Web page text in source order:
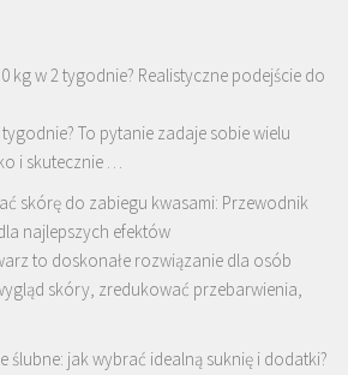
kg w 2 tygodnie? Realistyczne podejście do
To pytanie zadaje sobie wielu
i skutecznie …
skórę do zabiegu kwasami: Przewodnik
najlepszych efektów
to doskonałe rozwiązanie dla osób
skóry, zredukować przebarwienia,
ślubne: jak wybrać idealną suknię i dodatki?